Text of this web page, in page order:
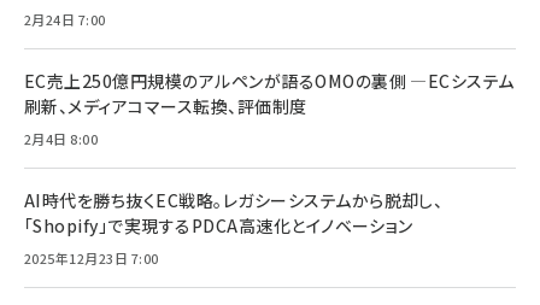
2月24日 7:00
EC売上250億円規模のアルペンが語るOMOの裏側 ―ECシステム
刷新、メディアコマース転換、評価制度
2月4日 8:00
AI時代を勝ち抜くEC戦略。レガシーシステムから脱却し、
「Shopify」で実現するPDCA高速化とイノベーション
2025年12月23日 7:00